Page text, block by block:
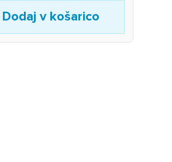
Dodaj v košarico